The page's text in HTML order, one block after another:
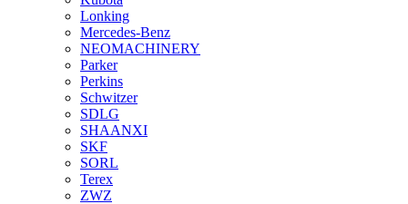
Lonking
Mercedes-Benz
NEOMACHINERY
Parker
Perkins
Schwitzer
SDLG
SHAANXI
SKF
SORL
Terex
ZWZ